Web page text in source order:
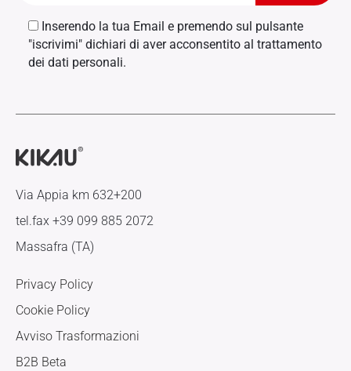
Inserendo la tua Email e premendo sul pulsante
"iscrivimi" dichiari di aver acconsentito al trattamento
dei dati personali.
Via Appia km 632+200
tel.fax +39 099 885 2072
Massafra (TA)
Privacy Policy
Cookie Policy
Avviso Trasformazioni
B2B Beta